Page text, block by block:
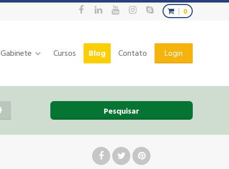
0
Gabinete Cursos Blog Contato Login
Pesquisar